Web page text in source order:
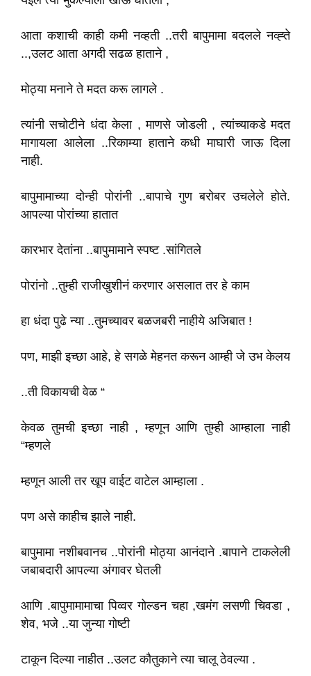
आता कशाची काही कमी नव्हती ..तरी बापुमामा बदलले नव्ह्ते
..,उलट आता अगदी सढळ हाताने ,
मोठ्या मनाने ते मदत करू लागले .
त्यांनी सचोटीने धंदा केला , माणसे जोडली , त्यांच्याकडे मदत
मागायला आलेला ..रिकाम्या हाताने कधी माघारी जाऊ दिला
नाही.
बापुमामाच्या दोन्ही पोरांनी ..बापाचे गुण बरोबर उचलेले होते.
आपल्या पोरांच्या हातात
कारभार देतांना ..बापुमामाने स्पष्ट .सांगितले
पोरांनो ..तुम्ही राजीखुशीनं करणार असलात तर हे काम
हा धंदा पुढे न्या ..तुमच्यावर बळजबरी नाहीये अजिबात !
पण, माझी इच्छा आहे, हे सगळे मेहनत करून आम्ही जे उभ केलय
..ती विकायची वेळ “
केवळ तुमची इच्छा नाही , म्हणून आणि तुम्ही आम्हाला नाही
“म्हणले
म्हणून आली तर खूप वाईट वाटेल आम्हाला .
पण असे काहीच झाले नाही.
बापुमामा नशीबवानच ..पोरांनी मोठ्या आनंदाने .बापाने टाकलेली
जबाबदारी आपल्या अंगावर घेतली
आणि .बापुमामामाचा पिव्वर गोल्डन चहा ,खमंग लसणी चिवडा ,
शेव, भजे ..या जुन्या गोष्टी
टाकून दिल्या नाहीत ..उलट कौतुकाने त्या चालू ठेवल्या .